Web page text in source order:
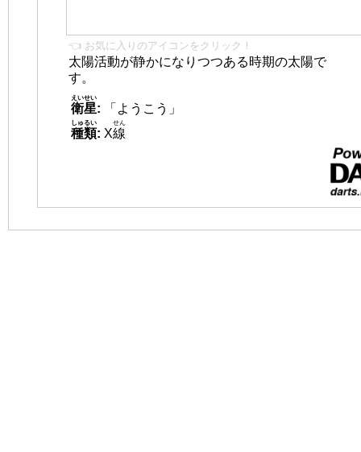
👈 お気に入りのアイコンをクリック！
太陽活動が静かになりつつある時期の太陽で
す。
衛星
えいせい
:
「ようこう」
種類
しゅるい
: X線
せん